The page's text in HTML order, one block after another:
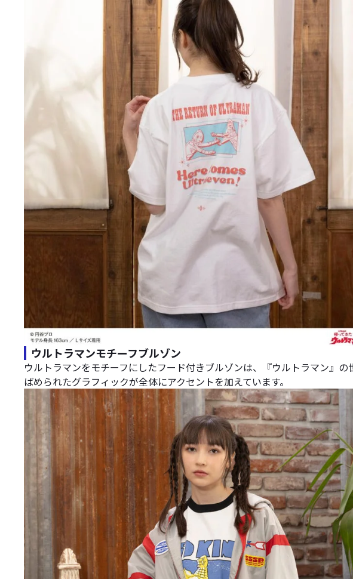
ウルトラマンモチーフブルゾン
ウルトラマンをモチーフにしたフード付きブルゾンは、『ウルトラマン』
ばめられたグラフィックが全体にアクセントを加えています。